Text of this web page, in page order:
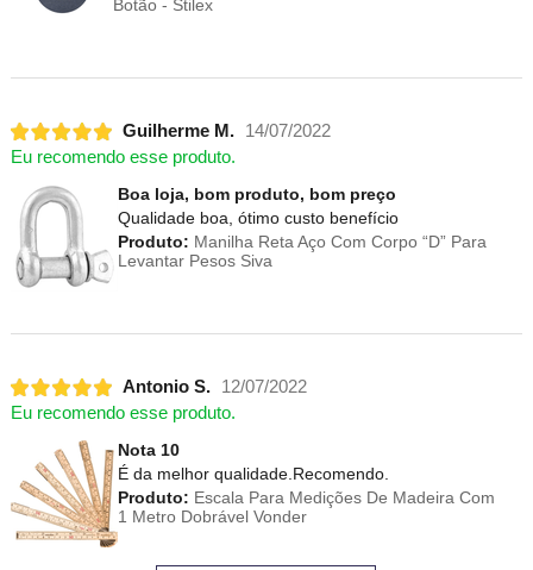
Botão - Stilex
Guilherme M.
14/07/2022
Eu recomendo esse produto.
Boa loja, bom produto, bom preço
Qualidade boa, ótimo custo benefício
Produto: Manilha Reta Aço Com Corpo “D” Para
Levantar Pesos Siva
Antonio S.
12/07/2022
Eu recomendo esse produto.
Nota 10
É da melhor qualidade.Recomendo.
Produto: Escala Para Medições De Madeira Com
1 Metro Dobrável Vonder